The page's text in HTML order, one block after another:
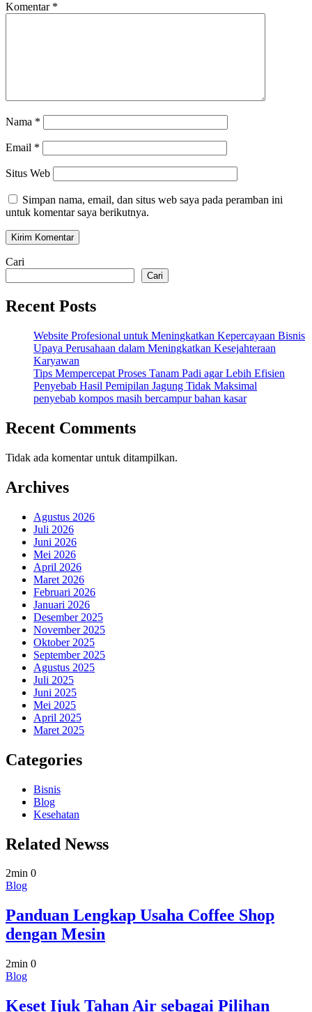
Komentar *
Nama *
Email *
Situs Web
Simpan nama, email, dan situs web saya pada peramban ini
untuk komentar saya berikutnya.
Cari
Cari
Recent Posts
Website Profesional untuk Meningkatkan Kepercayaan Bisnis
Upaya Perusahaan dalam Meningkatkan Kesejahteraan
Karyawan
Tips Mempercepat Proses Tanam Padi agar Lebih Efisien
Penyebab Hasil Pemipilan Jagung Tidak Maksimal
penyebab kompos masih bercampur bahan kasar
Recent Comments
Tidak ada komentar untuk ditampilkan.
Archives
Agustus 2026
Juli 2026
Juni 2026
Mei 2026
April 2026
Maret 2026
Februari 2026
Januari 2026
Desember 2025
November 2025
Oktober 2025
September 2025
Agustus 2025
Juli 2025
Juni 2025
Mei 2025
April 2025
Maret 2025
Categories
Bisnis
Blog
Kesehatan
Related Newss
2min 0
Blog
Panduan Lengkap Usaha Coffee Shop
dengan Mesin
2min 0
Blog
Keset Ijuk Tahan Air sebagai Pilihan